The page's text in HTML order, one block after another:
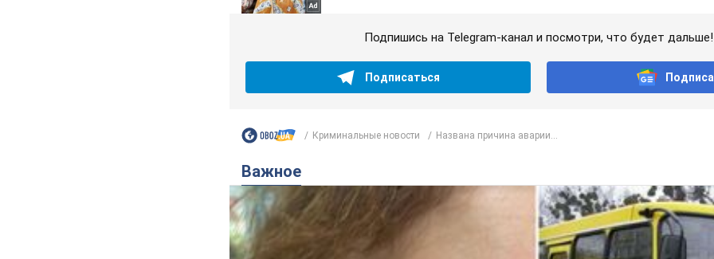
Подпишись на Telegram-канал и посмотри, что будет дальше!
Подписаться
Криминальные новости Названа причина аварии...
Важное